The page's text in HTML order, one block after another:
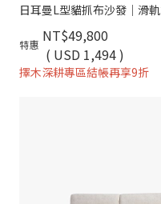
特惠 NT$49,800
( USD 1,494 )
擇木深耕專區結帳再享9折